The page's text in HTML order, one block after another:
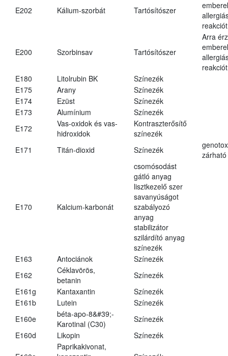
E202 Kálium-szorbát Tartósítószer
E200 Szorbinsav Tartósítószer
Arra
E180
Litolrubin BK
Színezék
E175
Arany
Színezék
E174
Ezüst
Színezék
E173
Alumínium
Színezék
E172
Vas-oxidok és vas-
hidroxidok
Kontraszterősítő
színezék
E171
Titán-dioxid Színezék
E170 Kalcium-karbonát
csomósodást
gátló anyag
lisztkezelő szer
savanyúságot
szabályozó
anyag
stabilizátor
szilárdító anyag
színezék
E163
Antociánok
Színezék
E162
Céklavörös,
betanin
Színezék
E161g
Kantaxantin
Színezék
E161b
Lutein
Színezék
E160e
béta-apo-8&#39;-
Karotinal (C30)
Színezék
E160d
Likopin Színezék
Paprikakivonat,